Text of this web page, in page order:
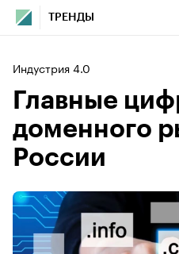
ТРЕНДЫ
Индустрия 4.0
Главные
доменного
России